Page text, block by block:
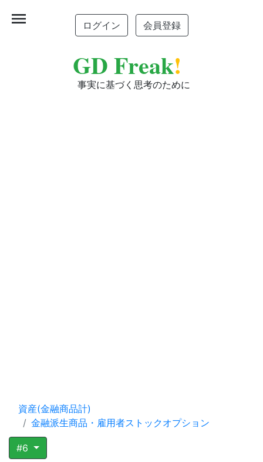
ログイン 会員登録
GD Freak!
事実に基づく思考のために
menu
資産(金融商品計)
金融派生商品・雇用者ストックオプション
#6